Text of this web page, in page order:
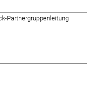
Partnergruppenleitung